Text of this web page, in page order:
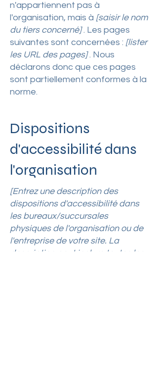
n'appartiennent pas à
l'organisation, mais à [saisir le nom
du tiers concerné]. Les pages
suivantes sont concernées : [lister
les URL des pages]. Nous
déclarons donc que ces pages
sont partiellement conformes à la
norme.
Dispositions
d'accessibilité dans
l'organisation
[Entrez une description des
dispositions d'accessibilité dans
les bureaux/succursales
physiques de l'organisation ou de
l'entreprise de votre site. La
description peut inclure toutes les